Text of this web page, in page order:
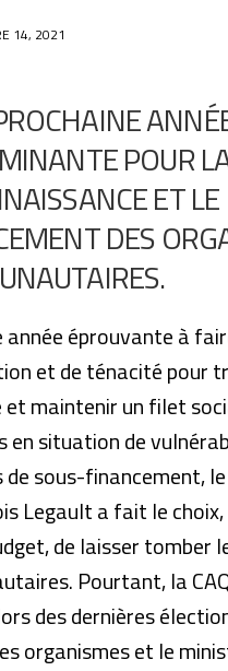
14, 2021
POUR
ET LE
DES
année éprouvante à
et de ténacité pour
et maintenir un filet
en situation de
de sous-financement,
Legault a fait le
de laisser tomber
Pourtant, la
des dernières
organismes et le